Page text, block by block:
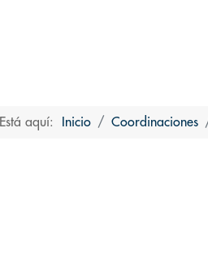
Está aquí: Inicio Coordinaciones